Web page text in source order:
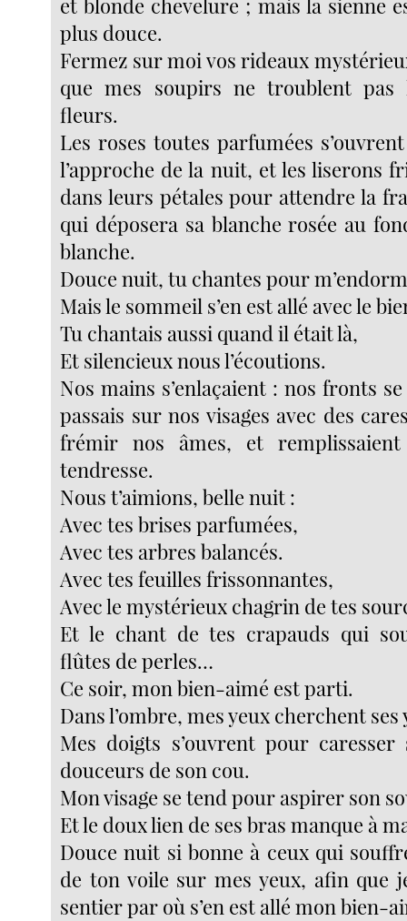
plus douce.
Fermez sur moi vos rideaux
que mes soupirs ne troublent pas
fleurs.
Les roses toutes parfumées
l’approche de la nuit, et les liserons
dans leurs pétales pour attendre la
qui déposera sa blanche rosée au
blanche.
Douce nuit, tu chantes pour
Mais le sommeil s’en est allé avec le
Tu chantais aussi quand il était là,
Et silencieux nous l’écoutions.
Nos mains s’enlaçaient : nos fronts
passais sur nos visages avec des
frémir nos âmes, et
tendresse.
Nous t’aimions, belle nuit :
Avec tes brises parfumées,
Avec tes arbres balancés.
Avec tes feuilles frissonnantes,
Avec le mystérieux chagrin de tes
Et le chant de tes crapauds qui
flûtes de perles…
Ce soir, mon bien-aimé est parti.
Dans l’ombre, mes yeux cherchent ses
Mes doigts s’ouvrent pour
douceurs de son cou.
Mon visage se tend pour aspirer son
Et le doux lien de ses bras manque à
Douce nuit si bonne à ceux qui
de ton voile sur mes yeux, afin que
sentier par où s’en est allé mon bien-